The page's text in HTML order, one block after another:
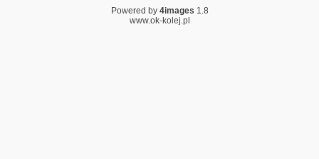
Powered by 4images 1.8
www.ok-kolej.pl